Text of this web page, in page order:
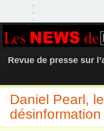
Revue de presse sur
Daniel Pearl,